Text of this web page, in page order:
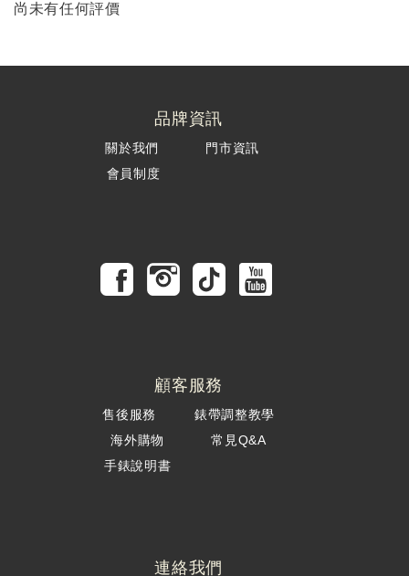
尚未有任何評價
品牌資訊
關於我們
門市資訊
會員制度
顧客服務
售後服務 錶帶調整教學
海外購物常見Q&A
手錶說明書
連絡我們